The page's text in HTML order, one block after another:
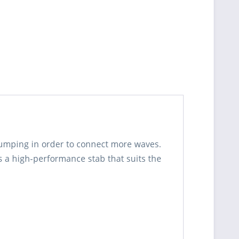
in order to connect more waves.
a high-performance stab that suits the